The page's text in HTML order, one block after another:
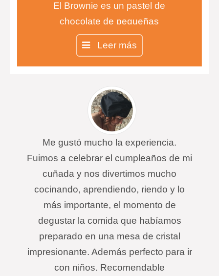
El Brownie es un pastel de
chocolate de pequeñas
dimensiones, como un bizcocho
bastante denso.
Leer más
Me gustó mucho la experiencia.
Fuimos a celebrar el cumpleaños de mi
cuñada y nos divertimos mucho
cocinando, aprendiendo, riendo y lo
más importante, el momento de
degustar la comida que habíamos
preparado en una mesa de cristal
impresionante. Además perfecto para ir
con niños. Recomendable